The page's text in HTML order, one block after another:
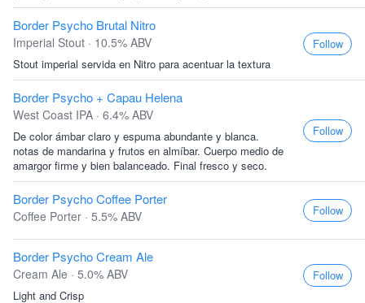
Border Psycho Brutal Nitro
Imperial Stout · 10.5% ABV
Stout imperial servida en Nitro para acentuar la textura
Follow
Border Psycho + Capau Helena
West Coast IPA · 6.4% ABV
De color ámbar claro y espuma abundante y blanca.
notas de mandarina y frutos en almíbar. Cuerpo medio de
amargor firme y bien balanceado. Final fresco y seco.
Follow
Border Psycho Coffee Porter
Coffee Porter · 5.5% ABV Follow
Border Psycho Cream Ale
Cream Ale · 5.0% ABV
Light and Crisp
Follow